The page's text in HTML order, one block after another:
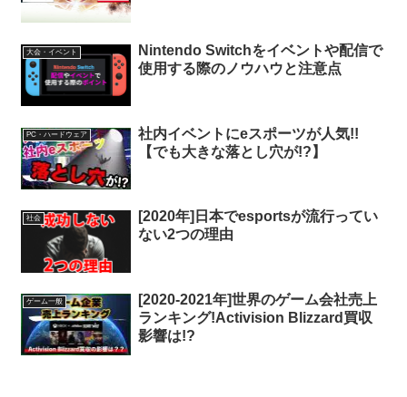
大会・イベント
Nintendo Switchをイベントや配信で
使用する際のノウハウと注意点
PC・ハードウェア
社内イベントにeスポーツが人気!!
【でも大きな落とし穴が!?】
社会
[2020年]日本でesportsが流行ってい
ない2つの理由
ゲーム一般
[2020-2021年]世界のゲーム会社売上
ランキング!Activision Blizzard買収
影響は!?